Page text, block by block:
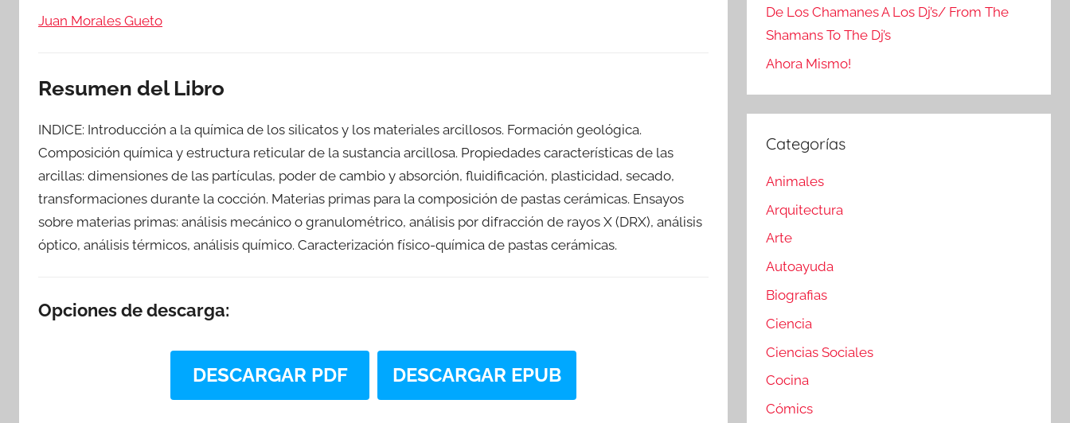
Juan Morales Gueto
Resumen del Libro
INDICE: Introducción a la química de los silicatos y los materiales arcillosos. Formación geológica.
Composición química y estructura reticular de la sustancia arcillosa. Propiedades características de las
arcillas: dimensiones de las partículas, poder de cambio y absorción, fluidificación, plasticidad, secado,
transformaciones durante la cocción. Materias primas para la composición de pastas cerámicas. Ensayos
sobre materias primas: análisis mecánico o granulométrico, análisis por difracción de rayos X (DRX), análisis
óptico, análisis térmicos, análisis químico. Caracterización físico-química de pastas cerámicas.
Opciones de descarga:
DESCARGAR PDF DESCARGAR EPUB
De Los Chamanes A Los Dj’s/ From The
Shamans To The Dj’s
Ahora Mismo!
Categorías
Animales
Arquitectura
Arte
Autoayuda
Biografias
Ciencia
Ciencias Sociales
Cocina
Cómics